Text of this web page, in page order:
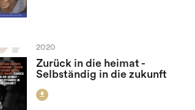
2020
Zurück in die heimat -
Selbständig in die zukunft
